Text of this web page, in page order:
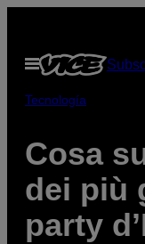
contenuto
Apri
Tecnología
Cosa
dei più
party